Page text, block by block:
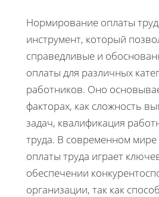
Нормирование оплаты
инструмент, который
справедливые и
оплаты для различных
работников. Оно
факторах, как сложность
задач, квалификация
труда. В современном
оплаты труда играет
обеспечении
организации, так как